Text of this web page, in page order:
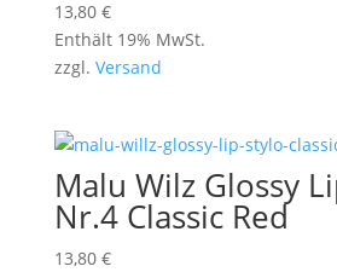
13,80 €
Enthält 19% MwSt.
zzgl. Versand
Malu Wilz Glossy
Nr.4 Classic Red
13,80 €